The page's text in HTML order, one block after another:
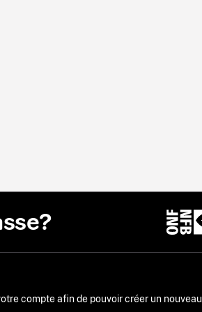
compte afin de pouvoir créer un nouveau